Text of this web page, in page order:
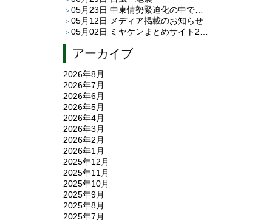
05月23日 中東情勢緊迫化の中での家創りは？②
05月12日
メディア掲載のお知らせ
05月02日 ミヤケンまとめサイト26.04＜後悔しない高性能な家創れます!!＞
アーカイブ
2026年8月
2026年7月
2026年6月
2026年5月
2026年4月
2026年3月
2026年2月
2026年1月
2025年12月
2025年11月
2025年10月
2025年9月
2025年8月
2025年7月